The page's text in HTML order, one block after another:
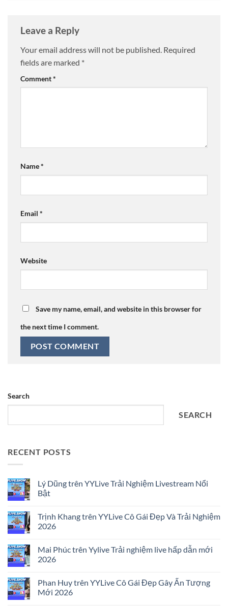
Leave a Reply
Your email address will not be published. Required
fields are marked *
Comment*
Name*
Email *
Website
Save my name, email, and website in this browser for
the next time I comment.
Search
SEARCH
RECENT POSTS
Lý Dũng trên YYLive Trải Nghiệm Livestream Nổi
Bật
on
Lý
Dũng
Trải
Nghiệm
Livestream
Trịnh Khang trên YYLive Cô Gái Đẹp Và Trải Nghiệm
2026
on
Trịnh
Khang
Cô
Gái
Đẹp
Mai Phúc trên Yylive Trải nghiệm live hấp dẫn mới
2026
on
Mai
Phúc
Phan Huy trên YYLive Cô Gái Đẹp Gây Ấn Tượng
Mới 2026